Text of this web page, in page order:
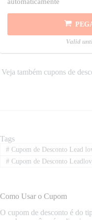
automaticamente
Valid
Veja também cupons de
Tags
#Cupom de Desconto Lead
#Cupom de Desconto
Como Usar o Cupom
O cupom de desconto é do